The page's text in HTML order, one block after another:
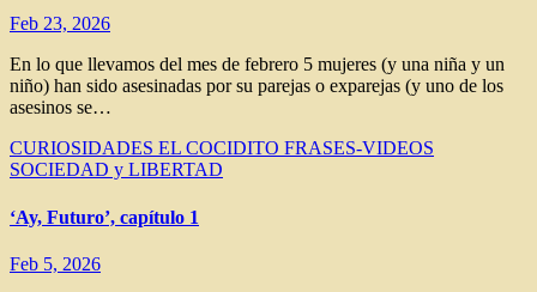
Feb 23, 2026
En lo que llevamos del mes de febrero 5 mujeres (y una niña y un
niño) han sido asesinadas por su parejas o exparejas (y uno de los
asesinos se…
CURIOSIDADES EL COCIDITO FRASES-VIDEOS
SOCIEDAD y LIBERTAD
‘Ay, Futuro’, capítulo 1
Feb 5, 2026